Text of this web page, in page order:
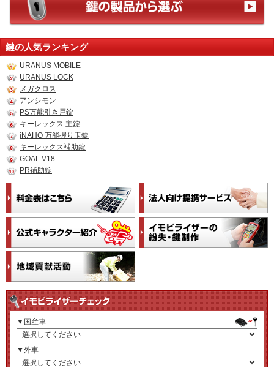
鍵の人気ランキング
URANUS MOBILE
URANUS LOCK
メガクロス
アンシモン
PS万能引き戸錠
キーレックス 主錠
iNAHO 万能握り玉錠
キーレックス補助錠
GOAL V18
PR補助錠
▼国産車
▼外車